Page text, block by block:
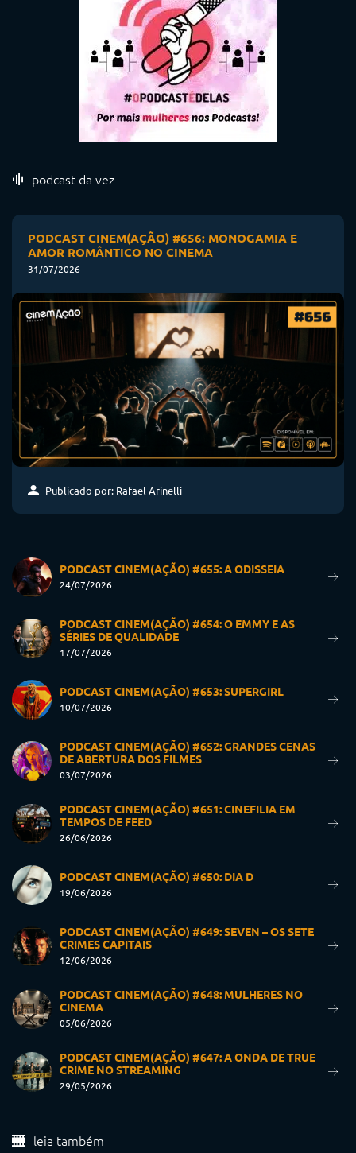
podcast da vez
PODCAST CINEM(AÇÃO) #656: MONOGAMIA E
AMOR ROMÂNTICO NO CINEMA
31/07/2026
Publicado por: Rafael Arinelli
PODCAST CINEM(AÇÃO) #655: A ODISSEIA
24/07/2026
PODCAST CINEM(AÇÃO) #654: O EMMY E AS
SÉRIES DE QUALIDADE
17/07/2026
PODCAST CINEM(AÇÃO) #653: SUPERGIRL
10/07/2026
PODCAST CINEM(AÇÃO) #652: GRANDES CENAS
DE ABERTURA DOS FILMES
03/07/2026
PODCAST CINEM(AÇÃO) #651: CINEFILIA EM
TEMPOS DE FEED
26/06/2026
PODCAST CINEM(AÇÃO) #650: DIA D
19/06/2026
PODCAST CINEM(AÇÃO) #649: SEVEN – OS SETE
CRIMES CAPITAIS
12/06/2026
PODCAST CINEM(AÇÃO) #648: MULHERES NO
CINEMA
05/06/2026
PODCAST CINEM(AÇÃO) #647: A ONDA DE TRUE
CRIME NO STREAMING
29/05/2026
leia também